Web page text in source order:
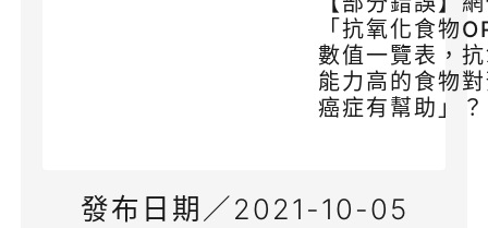
「抗氧化食物
數值一覽表，
能力高的食物
癌症有幫助」？
發布日期／2021-10-05